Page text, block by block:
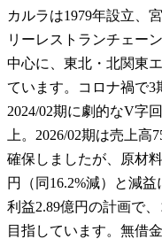
カルラは1979年設立、
リーレストランチェー
中心に、東北・北関東
ています。コロナ禍で3
2024/02期に劇的なV字
上。2026/02期は売上
確保しましたが、原材
円（同16.2%減）と減
利益2.89億円の計画で
目指しています。無借